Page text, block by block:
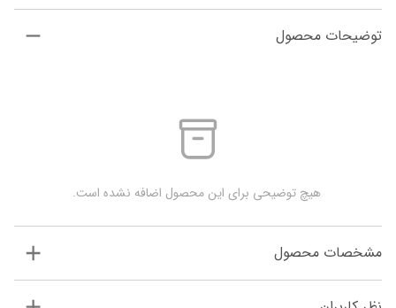
توضیحات محصول
هیچ توضیحی برای این محصول اضافه نشده است.
مشخصات محصول